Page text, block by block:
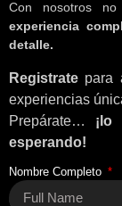
Con nosotros
experiencia
detalle.
Registrate para
experiencias
Prepárate…
esperando!
Nombre Completo